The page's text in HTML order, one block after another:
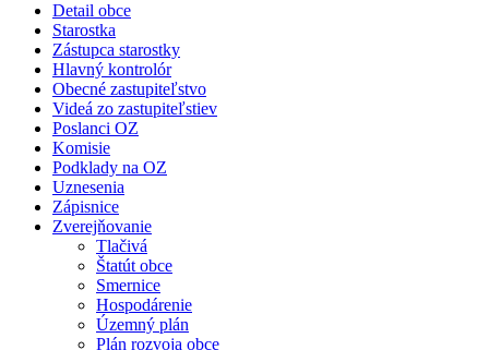
Detail obce
Starostka
Zástupca starostky
Hlavný kontrolór
Obecné zastupiteľstvo
Videá zo zastupiteľstiev
Poslanci OZ
Komisie
Podklady na OZ
Uznesenia
Zápisnice
Zverejňovanie
Tlačivá
Štatút obce
Smernice
Hospodárenie
Územný plán
Plán rozvoja obce